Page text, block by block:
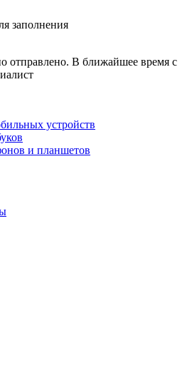
заполнения
отправлено. В ближайшее время с
устройств
и планшетов